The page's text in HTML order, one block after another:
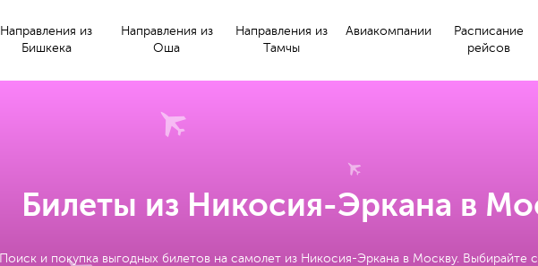
Направления из
Бишкека
Направления из
Оша
Направления из
Тамчы
Авиакомпании
Расписание
рейсов
Билеты из Никосия-Эркана в
Поиск и покупка выгодных билетов на самолет из Никосия-Эркана в Москву. Выбирайте